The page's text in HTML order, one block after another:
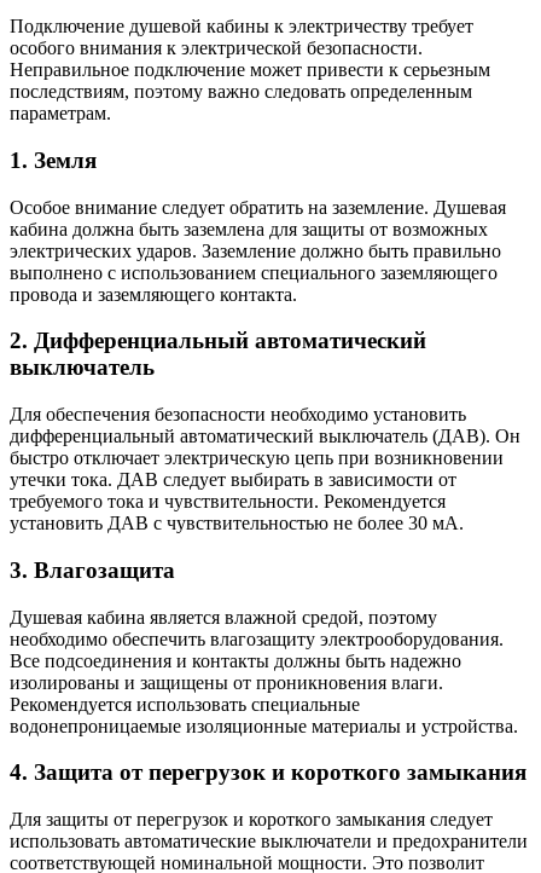
Подключение душевой кабины к электричеству требует
особого внимания к электрической безопасности.
Неправильное подключение может привести к серьезным
последствиям, поэтому важно следовать определенным
параметрам.
1. Земля
Особое внимание следует обратить на заземление. Душевая
кабина должна быть заземлена для защиты от возможных
электрических ударов. Заземление должно быть правильно
выполнено с использованием специального заземляющего
провода и заземляющего контакта.
2. Дифференциальный автоматический
выключатель
Для обеспечения безопасности необходимо установить
дифференциальный автоматический выключатель (ДАВ). Он
быстро отключает электрическую цепь при возникновении
утечки тока. ДАВ следует выбирать в зависимости от
требуемого тока и чувствительности. Рекомендуется
установить ДАВ с чувствительностью не более 30 мА.
3. Влагозащита
Душевая кабина является влажной средой, поэтому
необходимо обеспечить влагозащиту электрооборудования.
Все подсоединения и контакты должны быть надежно
изолированы и защищены от проникновения влаги.
Рекомендуется использовать специальные
водонепроницаемые изоляционные материалы и устройства.
4. Защита от перегрузок и короткого замыкания
Для защиты от перегрузок и короткого замыкания следует
использовать автоматические выключатели и предохранители
соответствующей номинальной мощности. Это позволит